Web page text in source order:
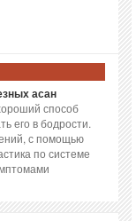
асан
способ
его в бодрости.
с помощью
по системе